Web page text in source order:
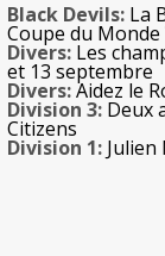
Black Devils: La
Coupe du Monde
Divers: Les
et 13 septembre
Divers:Aidez le
Division 3: Deux
Citizens
Division 1: